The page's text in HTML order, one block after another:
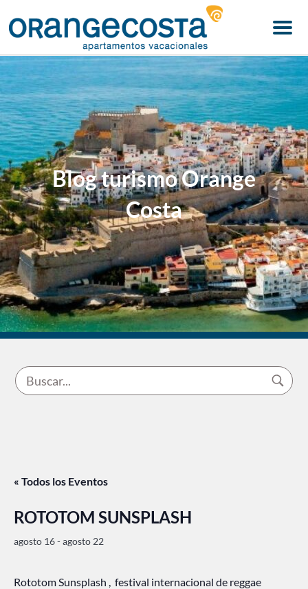
Menu
Blog turismo Orange
Costa
« Todos los Eventos
ROTOTOM SUNSPLASH
agosto 16-agosto 22
Rototom Sunsplash , festival internacional de reggae